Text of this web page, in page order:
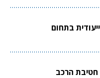
בתחום
חטיבת הרכב